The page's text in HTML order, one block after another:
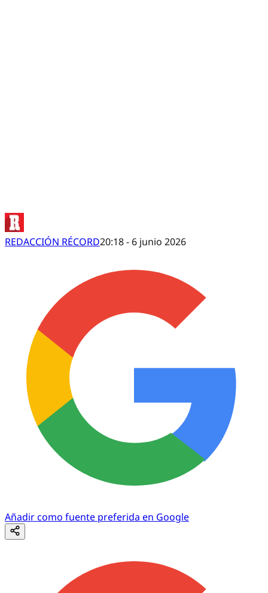
REDACCIÓN RÉCORD20:18 - 6 junio 2026
Añadir como fuente preferida en Google